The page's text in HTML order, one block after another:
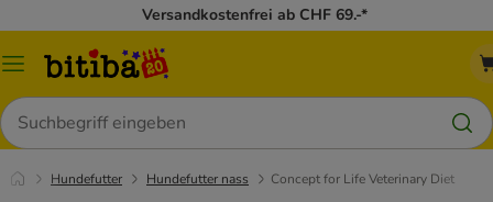
Versandkostenfrei ab CHF 69.-*
Menü
Suchen
Hundefutter Hundefutter nass Concept for Life Veterinary Diet